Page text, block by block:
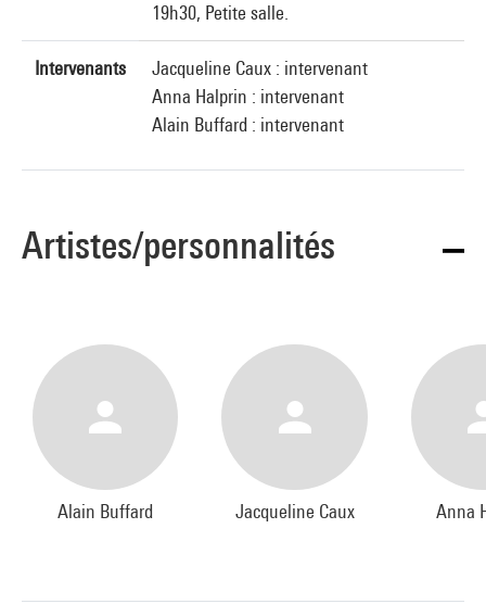
19h30, Petite salle.
Intervenants
Jacqueline Caux : intervenant
Anna Halprin : intervenant
Alain Buffard : intervenant
Artistes/personnalités
Alain Buffard Jacqueline Caux Anna